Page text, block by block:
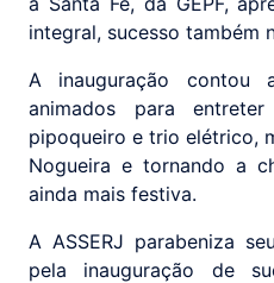
integral, sucesso também
A inauguração contou
animados para
pipoqueiro e trio elétrico,
Nogueira e tornando a
ainda mais festiva.
A ASSERJ parabeniza
pela inauguração de